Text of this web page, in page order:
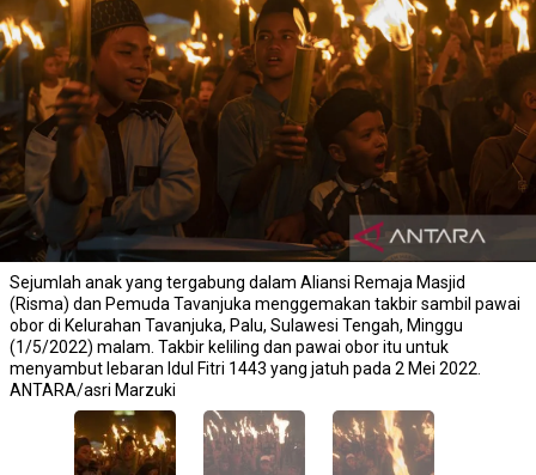
Sejumlah anak yang tergabung dalam Aliansi Remaja Masjid
(Risma) dan Pemuda Tavanjuka menggemakan takbir sambil pawai
obor di Kelurahan Tavanjuka, Palu, Sulawesi Tengah, Minggu
(1/5/2022) malam. Takbir keliling dan pawai obor itu untuk
menyambut lebaran Idul Fitri 1443 yang jatuh pada 2 Mei 2022.
ANTARA/asri Marzuki